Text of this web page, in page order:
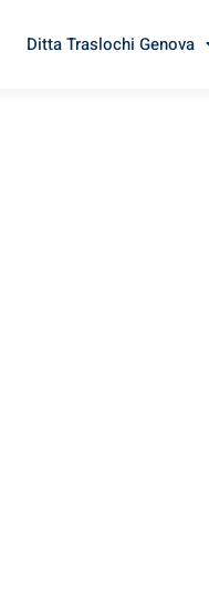
Ditta Traslochi Genova